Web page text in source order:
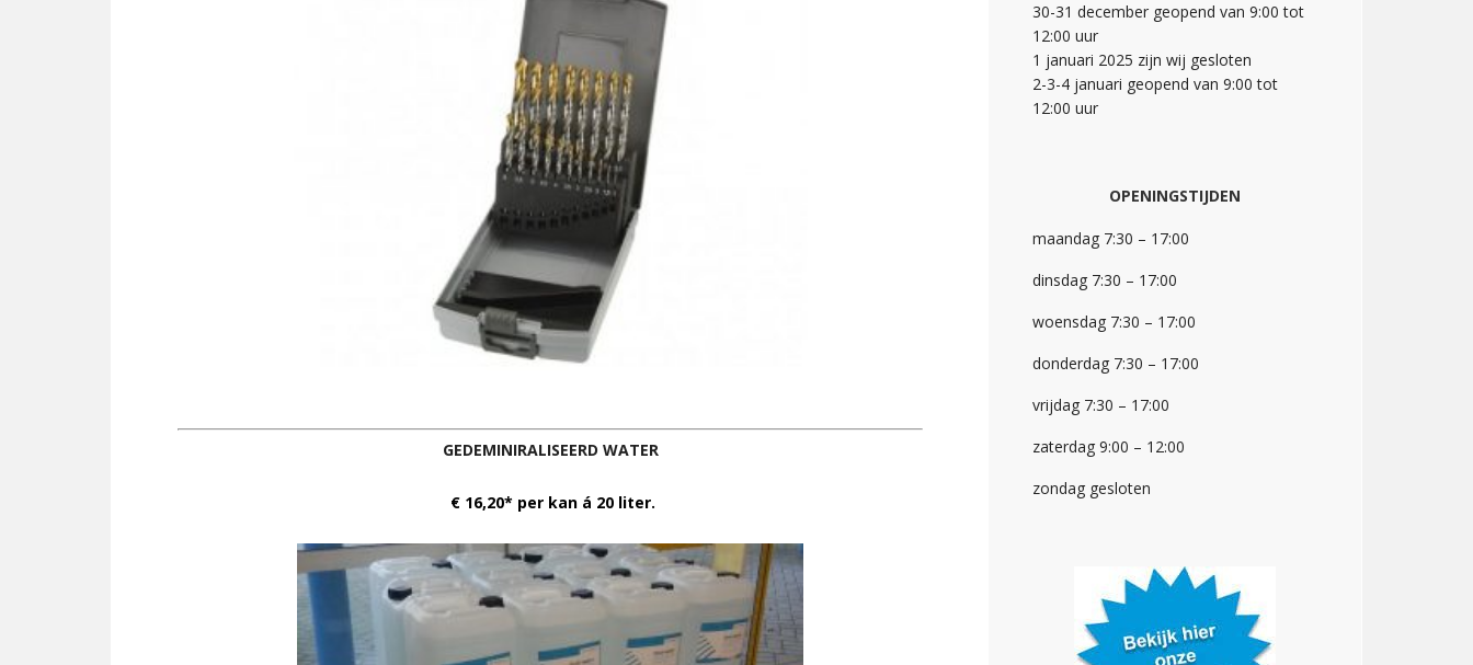
GEDEMINIRALISEERD WATER
€ 16,20* per kan á 20 liter.
30-31 december geopend van 9:00 tot
12:00 uur
1 januari 2025 zijn wij gesloten
2-3-4 januari geopend van 9:00 tot
12:00 uur
OPENINGSTIJDEN
maandag 7:30 – 17:00
dinsdag 7:30 – 17:00
woensdag 7:30 – 17:00
donderdag 7:30 – 17:00
vrijdag 7:30 – 17:00
zaterdag 9:00 – 12:00
zondag gesloten